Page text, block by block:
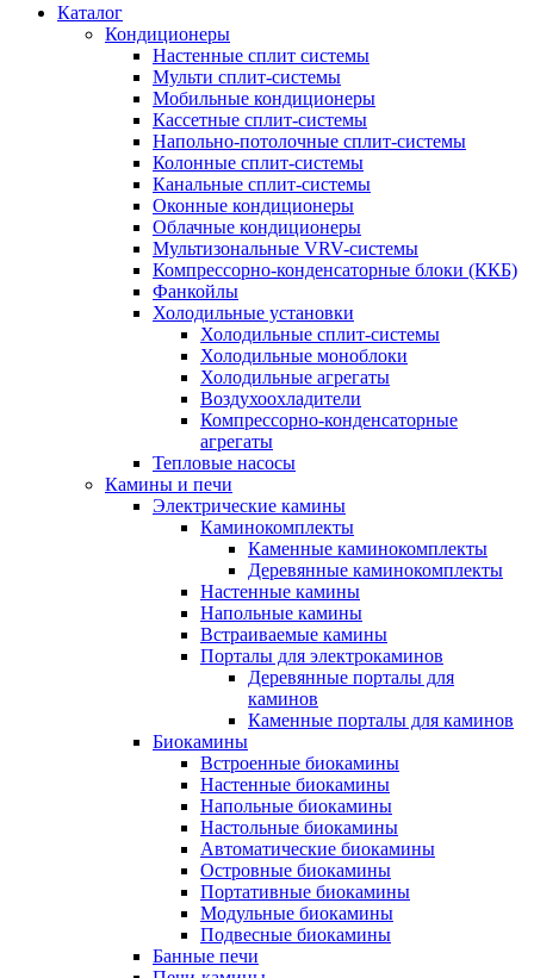
Каталог
Кондиционеры
Настенные сплит системы
Мульти сплит-системы
Мобильные кондиционеры
Кассетные сплит-системы
Напольно-потолочные сплит-системы
Колонные сплит-системы
Канальные сплит-системы
Оконные кондиционеры
Облачные кондиционеры
Мультизональные VRV-системы
Компрессорно-конденсаторные блоки (ККБ)
Фанкойлы
Холодильные установки
Холодильные сплит-системы
Холодильные моноблоки
Холодильные агрегаты
Воздухоохладители
Компрессорно-конденсаторные
агрегаты
Тепловые насосы
Камины и печи
Электрические камины
Каминокомплекты
Каменные каминокомплекты
Деревянные каминокомплекты
Настенные камины
Напольные камины
Встраиваемые камины
Порталы для электрокаминов
Деревянные порталы для
каминов
Каменные порталы для каминов
Биокамины
Встроенные биокамины
Настенные биокамины
Напольные биокамины
Настольные биокамины
Автоматические биокамины
Островные биокамины
Портативные биокамины
Модульные биокамины
Подвесные биокамины
Банные печи